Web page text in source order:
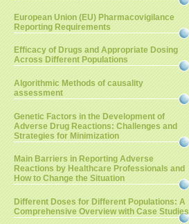
European Union (EU) Pharmacovigilance
Reporting Requirements
Efficacy of Drugs and Appropriate Dosing
Across Different Populations
Algorithmic Methods of causality
assessment
Genetic Factors in the Development of
Adverse Drug Reactions: Challenges and
Strategies for Minimization
Main Barriers in Reporting Adverse
Reactions by Healthcare Professionals and
How to Change the Situation
Different Doses for Different Populations: A
Comprehensive Overview with Case Studies